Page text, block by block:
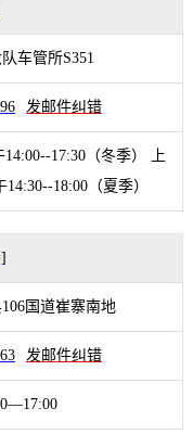
车管所S351
发邮件纠错
14:00--17:30（冬季） 上
18:00（夏季）
国道崔寨南地
发邮件纠错